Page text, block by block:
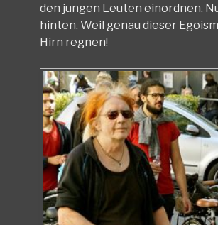
den jungen Leuten einordnen.
hinten. Weil genau dieser
Hirn regnen!